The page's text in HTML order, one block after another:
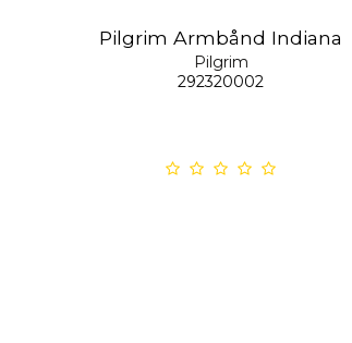
Pilgrim Armbånd Indiana
Pilgrim
292320002